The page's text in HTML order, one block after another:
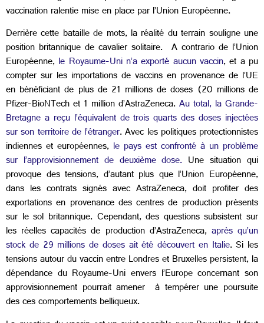
vaccination ralentie mise en place par l’Union Européenne.
Derrière cette bataille de mots, la réalité du terrain souligne une
position britannique de cavalier solitaire. A contrario de l’Union
Européenne, le Royaume-Uni n’a exporté aucun vaccin, et a pu
compter sur les importations de vaccins en provenance de l’UE
en bénéficiant de plus de 21 millions de doses (20 millions de
Pfizer-BioNTech et 1 million d’AstraZeneca.Au total, la Grande-
Bretagne a reçu l’équivalent de trois quarts des doses injectées
sur son territoire de l’étranger. Avec les politiques protectionnistes
indiennes et européennes, le pays est confronté à un problème
sur l’approvisionnement de deuxième dose. Une situation qui
provoque des tensions, d’autant plus que l’Union Européenne,
dans les contrats signés avec AstraZeneca, doit profiter des
exportations en provenance des centres de production présents
sur le sol britannique. Cependant, des questions subsistent sur
les réelles capacités de production d’AstraZeneca,après qu’un
stock de 29 millions de doses ait été découvert en Italie. Si les
tensions autour du vaccin entre Londres et Bruxelles persistent, la
dépendance du Royaume-Uni envers l’Europe concernant son
approvisionnement pourrait amener à tempérer une poursuite
des ces comportements belliqueux.